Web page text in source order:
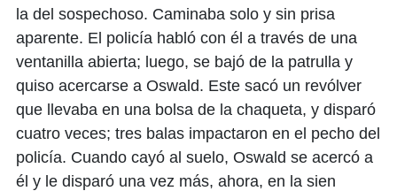
la del sospechoso. Caminaba solo y sin prisa
aparente. El policía habló con él a través de una
ventanilla abierta; luego, se bajó de la patrulla y
quiso acercarse a Oswald. Este sacó un revólver
que llevaba en una bolsa de la chaqueta, y disparó
cuatro veces; tres balas impactaron en el pecho del
policía. Cuando cayó al suelo, Oswald se acercó a
él y le disparó una vez más, ahora, en la sien